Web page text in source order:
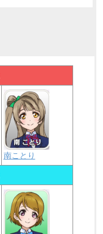
南ことり